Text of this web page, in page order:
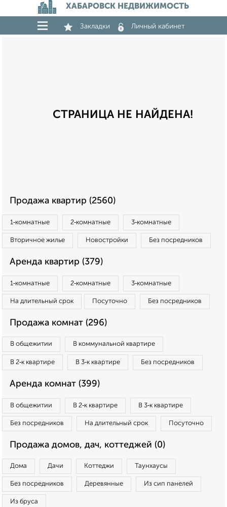
ХАБАРОВСК НЕДВИЖИМОСТЬ
Закладки Личный кабинет
СТРАНИЦА НЕ НАЙДЕНА!
Продажа квартир (2560)
1‑комнатные 2‑комнатные 3‑комнатные
Вторичное жилье Новостройки Без посредников
Аренда квартир (379)
1‑комнатные 2‑комнатные 3‑комнатные
На длительный срок Посуточно Без посредников
Продажа комнат (296)
В общежитии В коммунальной квартире
В 2‑к квартире В 3‑к квартире Без посредников
Аренда комнат (399)
В общежитии В 2‑к квартире В 3‑к квартире
Без посредников На длительный срок Посуточно
Продажа домов, дач, коттеджей (0)
Дома Дачи Коттеджи Таунхаусы
Без посредников Деревянные Из сип панелей
Из бруса